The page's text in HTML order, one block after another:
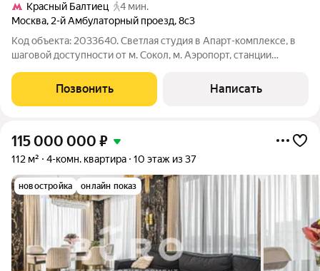
Красный Балтиец
4 мин.
Москва, 2-й Амбулаторный проезд,8с3
Код объекта: 2033640. Светлая студия в Апарт-комплексе, в
шаговой доступности от м. Сокол, м. Аэропорт, станции
видеонаблюдение. Своя территория, бесплатная охраняемая
наземная парковка на территории.
Позвонить Написать
115 000 000 ₽
112 м² 4-комн. квартира 10 этаж из 37
новостройка онлайн показ